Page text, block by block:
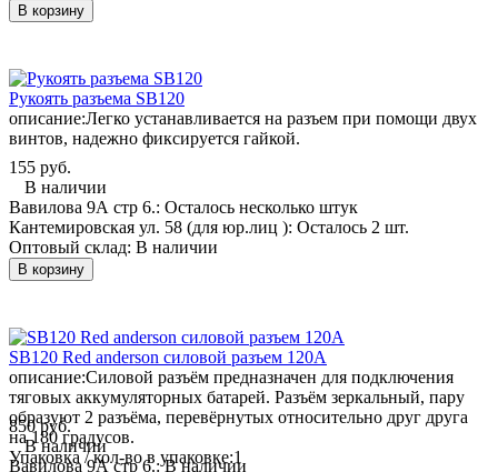
В корзину
Рукоять разъема SB120
описание:Легко устанавливается на разъем при помощи двух
винтов, надежно фиксируется гайкой.
155 руб.
В наличии
Вавилова 9А стр 6.: Осталось несколько штук
Кантемировская ул. 58 (для юр.лиц ): Осталось 2 шт.
Оптовый склад: В наличии
В корзину
SB120 Red anderson силовой разъем 120А
описание:Силовой разъём предназначен для подключения
тяговых аккумуляторных батарей. Разъём зеркальный, пару
образуют 2 разъёма, перевёрнутых относительно друг друга
на 180 градусов.
Упаковка / кол-во в упаковке:1
850 руб.
В наличии
Вавилова 9А стр 6.:В наличии